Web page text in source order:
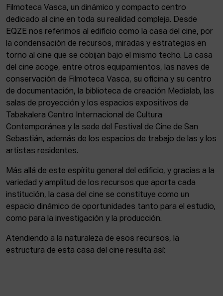
Filmoteca Vasca, un dinámico y compacto centro
dedicado al cine en toda su realidad compleja. Desde
EQZE nos referimos al edificio como la casa del cine, por
la condensación de recursos, miradas y estrategias en
torno al cine que se cobijan bajo el mismo techo. La casa
del cine acoge, entre otros equipamientos, las naves de
conservación de Filmoteca Vasca, su oficina y su centro
de documentación, la biblioteca de creación Medialab, las
salas de proyección y los espacios expositivos de
Tabakalera Centro Internacional de Cultura
Contemporánea y la sede del Festival de Cine de San
Sebastián, además de los espacios de trabajo de las y los
artistas residentes.
Más allá de este espíritu general del edificio, y gracias a la
variedad y amplitud de los recursos que aporta cada
institución, la casa del cine se constituye como un
espacio dinámico de oportunidades tanto para el estudio,
como para la investigación y la producción.
Atendiendo a la naturaleza de esos recursos, la
estructura de esta casa del cine resulta así: